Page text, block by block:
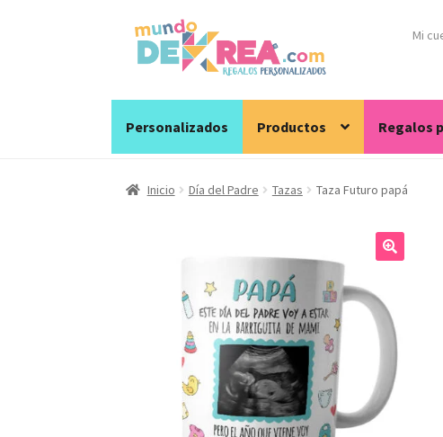
IrIr
contenido
Mi
Personalizados Productos Regalos
Inicio Día del Padre Tazas Taza Futuro papá